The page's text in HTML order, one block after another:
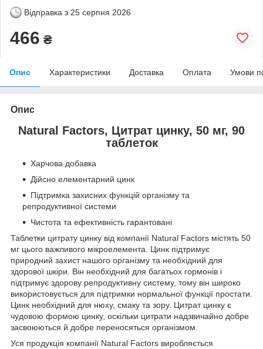
Відправка з 25 серпня 2026
466 ₴
Опис Характеристики Доставка Оплата Умови
Опис
Natural Factors, Цитрат цинку, 50 мг, 90
таблеток
Харчова добавка
Дійсно елементарний цинк
Підтримка захисних функцій організму та
репродуктивної системи
Чистота та ефективність гарантовані
Таблетки цитрату цинку від компанії Natural Factors містять 50
мг цього важливого мікроелемента. Цинк підтримує
природний захист нашого організму та необхідний для
здорової шкіри. Він необхідний для багатьох гормонів і
підтримує здорову репродуктивну систему, тому він широко
використовується для підтримки нормальної функції простати.
Цинк необхідний для нюху, смаку та зору. Цитрат цинку є
чудовою формою цинку, оскільки цитрати надзвичайно добре
засвоюються й добре переносяться організмом.
Уся продукція компанії Natural Factors виробляється